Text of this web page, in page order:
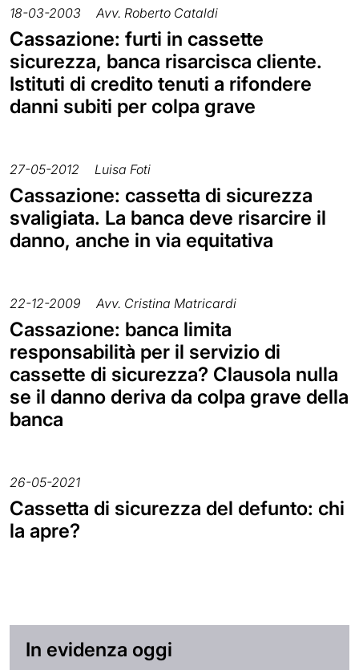
18-03-2003 Avv. Roberto Cataldi
Cassazione: furti in cassette
sicurezza, banca risarcisca cliente.
Istituti di credito tenuti a rifondere
danni subiti per colpa grave
27-05-2012 Luisa Foti
Cassazione: cassetta di sicurezza
svaligiata. La banca deve risarcire il
danno, anche in via equitativa
22-12-2009 Avv. Cristina Matricardi
Cassazione: banca limita
responsabilità per il servizio di
cassette di sicurezza? Clausola nulla
se il danno deriva da colpa grave della
banca
26-05-2021
Cassetta di sicurezza del defunto: chi
la apre?
In evidenza oggi